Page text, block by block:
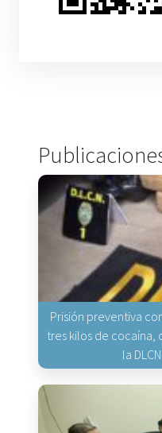
Prisión preventiva
tres kilos de cocaína,
la